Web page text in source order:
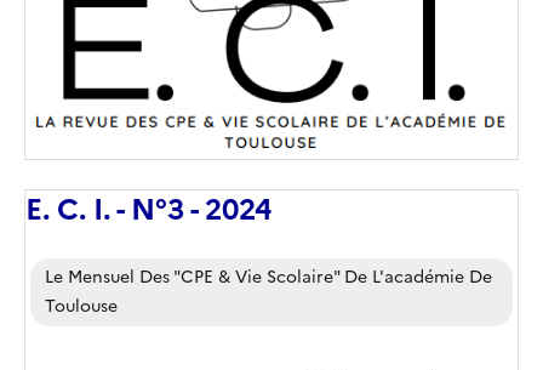
E. C. I. - N°3 - 2024
Corps
Le Mensuel Des "CPE & Vie Scolaire" De L'académie De
Toulouse